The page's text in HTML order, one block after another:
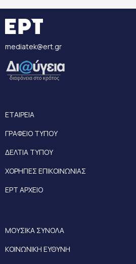
mediatek@ert.gr
ΕΤΑΙΡΕΙΑ
ΓΡΑΦΕΙΟ ΤΥΠΟΥ
ΔΕΛΤΙΑ ΤΥΠΟΥ
ΧΟΡΗΓΙΕΣ ΕΠΙΚΟΙΝΩΝΙΑΣ
ΕΡΤ ΑΡΧΕΙΟ
ΜΟΥΣΙΚΑ ΣΥΝΟΛΑ
ΚΟΙΝΩΝΙΚΗ ΕΥΘΥΝΗ